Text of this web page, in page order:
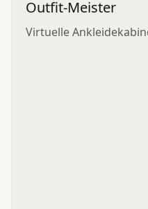
Outfit-Meister
Virtuelle